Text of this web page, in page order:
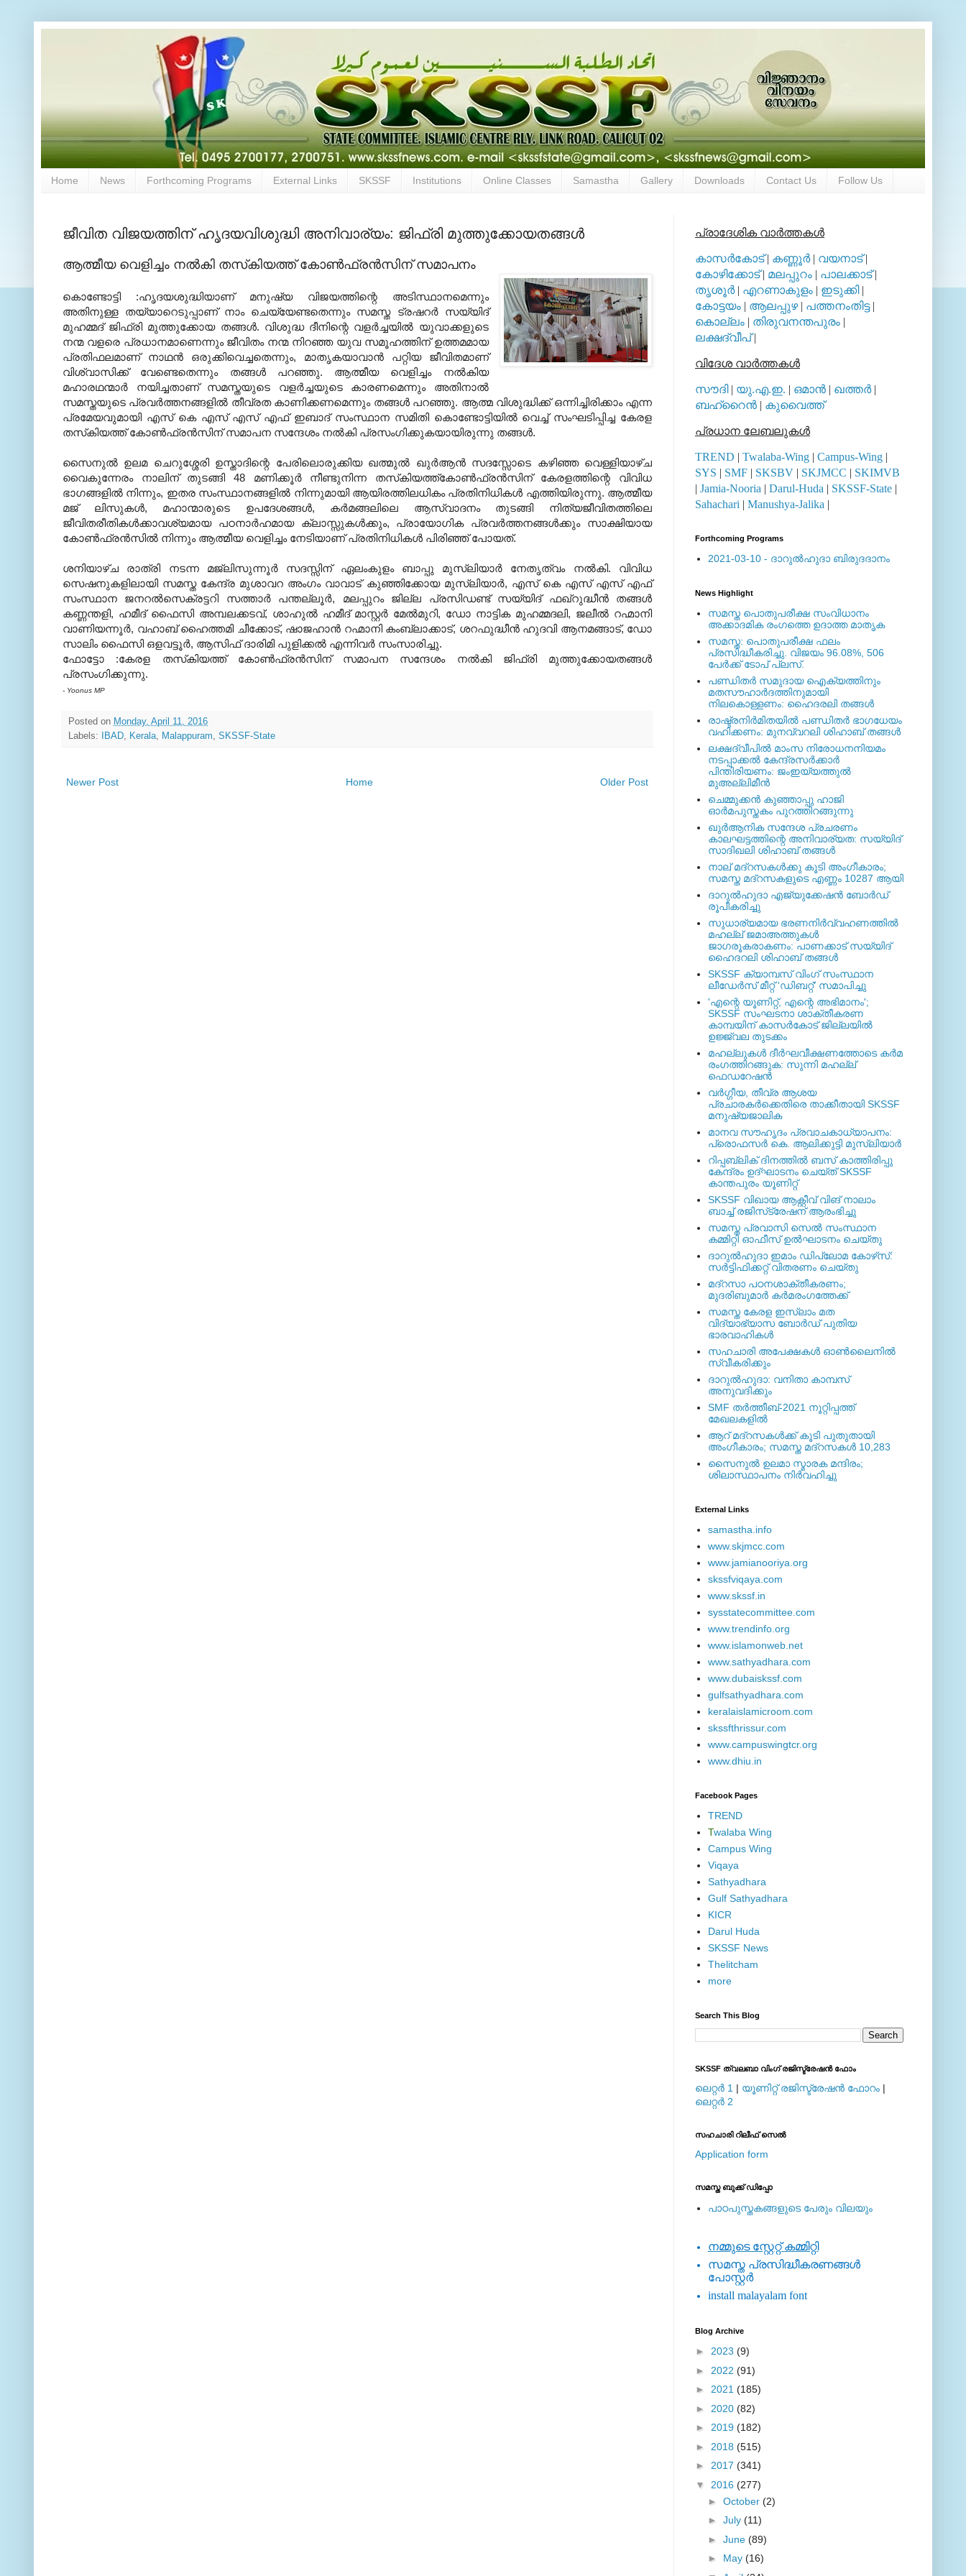
Home News Forthcoming Programs External Links SKSSF Institutions Online Classes Samastha Gallery Downloads Contact Us Follow Us
ജീവിത വിജയത്തിന് ഹൃദയവിശുദ്ധി അനിവാര്യം: ജിഫ്രി മുത്തുക്കോയതങ്ങള്‍
ആത്മീയ വെളിച്ചം നല്‍കി തസ്‌കിയത്ത് കോണ്‍ഫ്രന്‍സിന് സമാപനം
കൊണ്ടോട്ടി :ഹൃദയശുദ്ധിയാണ് മനുഷ്യ വിജയത്തിന്റെ അടിസ്ഥാനമെന്നും
അതിനുള്ള തയ്യാറെടുപ്പാണ് നാം ചെയ്യേണ്ടതെന്നും സമസ്ത ട്രഷറര്‍ സയ്യിദ്
മുഹമ്മദ് ജിഫ്രി മുത്തുക്കോയ തങ്ങള്‍. വിശുദ്ധ ദീനിന്റെ വളര്‍ച്ചയില്‍ യുവാക്കളുടെ
നന്മ വളരെ പ്രധാനമാണെന്നും ജീവിതം നന്മ നിറഞ്ഞ യുവ സമൂഹത്തിന് ഉത്തമമായ
പ്രതിഫലമാണ് നാഥന്‍ ഒരുക്കിവെച്ചതെന്നും, മാതൃകയാവാന്‍ പറ്റിയ ജീവിതമാണ്
വിശ്വാസിക്ക് വേണ്ടെതെന്നും തങ്ങള്‍ പറഞ്ഞു. ആത്മീയ വെളിച്ചം നല്‍കിയ
മഹാരഥന്മാര്‍ നയിച്ചതാണ് സമസ്തയുടെ വളര്‍ച്ചയുടെ കാരണമെന്നും അതിനാല്‍
സമസ്തയുടെ പ്രവര്‍ത്തനങ്ങളില്‍ തീവ്രത കാണിക്കണമെന്നും തങ്ങള്‍ പറഞ്ഞു. ആത്മ വിശുദ്ധിക്ക് ഒന്നിച്ചിരിക്കാം എന്ന
പ്രമേയവുമായി എസ് കെ എസ് എസ് എഫ് ഇബാദ് സംസ്ഥാന സമിതി കൊണ്ടോട്ടിയില്‍ വെച്ച് സംഘടിപ്പിച്ച കേരള
തസ്‌കിയത്ത് കോണ്‍ഫ്രന്‍സിന് സമാപന സന്ദേശം നല്‍കി പ്രസംഗിക്കുകയായിരുന്നു തങ്ങള്‍.
സൈനുല്‍ ഉലമ ചെറുശ്ശേരി ഉസ്താദിന്റെ പേരിലൊരുക്കിയ ഖത്മുല്‍ ഖുര്‍ആന്‍ സദസ്സോടെ കഴിഞ്ഞ വെള്ളിയാഴ്ച
വൈകുന്നേരം നാലിന് തുടങ്ങി 48 മണിക്കൂര്‍ നീണ്ടുനിന്ന തസ്‌കിയത്ത്‌കോണ്‍ഫ്രന്‍സിന് കേരളത്തിന്റെ വിവിധ
ഭാഗങ്ങളില്‍ നിന്നും, ഇതര സംസ്ഥാനങ്ങളില്‍ നിന്നുമായി ആയിരത്തിലധികം പ്രതിനിധികള്‍ എത്തിയിരുന്നു. ആത്മീയ
മജ് ലിസുകള്‍, മഹാന്മാരുടെ ഉപദേശങ്ങള്‍, കര്‍മങ്ങലിലെ ആസ്വാദനം തുടങ്ങി നിത്യജീവിതത്തിലെ
ജീവിതരീതികള്‍ക്കാവശ്യമായ പഠനാര്‍ഹമായ ക്ലാസ്സുകള്‍ക്കും, പ്രായോഗിക പ്രവര്‍ത്തനങ്ങള്‍ക്കും സാക്ഷിയായ
കോണ്‍ഫ്രന്‍സില്‍ നിന്നും ആത്മീയ വെളിച്ചം നേടിയാണ് പ്രതിനിധികള്‍ പിരിഞ്ഞ് പോയത്.
ശനിയാഴ്ച രാത്രി നടന്ന മജ്‌ലിസുന്നൂര്‍ സദസ്സിന് ഏലംകുളം ബാപ്പു മുസ്‌ലിയാര്‍ നേതൃത്വം നല്‍കി. വിവിധ
സെഷനുകളിലായി സമസ്ത കേന്ദ്ര മുശാവറ അംഗം വാവാട് കുഞ്ഞിക്കോയ മുസ്‌ലിയാര്‍, എസ് കെ എസ് എസ് എഫ്
സംസ്ഥാന ജനറല്‍സെക്രട്ടറി സത്താര്‍ പന്തല്ലൂര്‍, മലപ്പുറം ജില്ല പ്രസിഡണ്ട് സയ്യിദ് ഫഖ്‌റുദ്ധീന്‍ തങ്ങള്‍
കണ്ണന്തളി, ഹമീദ് ഫൈസി അമ്പലക്കടവ്, ശാഹുല്‍ ഹമീദ് മാസ്റ്റര്‍ മേല്‍മുറി, ഡോ നാട്ടിക മുഹമ്മദലി, ജലീല്‍ റഹ്മാനി
വാണിയന്നൂര്‍, വഹാബ് ഹൈത്തമി ചീക്കോട്, ഷാജഹാന്‍ റഹ്മാനി കംബ്ലാക്കാട്, ശറഫുദ്ധീന്‍ ഹുദവി ആനമങ്ങാട്, ഡോ
സാലിം ഫൈസി ഒളവട്ടൂര്‍, ആസിഫ് ദാരിമി പുളിക്കല്‍ എന്നിവര്‍ സംസാരിച്ചു.
ഫോട്ടോ :കേരള തസ്‌കിയത്ത് കോണ്‍ഫ്രന്‍സിന് സമാപന സന്ദേശം നല്‍കി ജിഫ്രി മുത്തുക്കോയതങ്ങള്‍
പ്രസംഗിക്കുന്നു.
- Yoonus MP
Posted on Monday, April 11, 2016
Labels:
IBAD Kerala Malappuram SKSSF-State
Newer Post Older Post
Home
പ്രാദേശിക വാര്‍ത്തകള്‍
കാസര്‍കോട്| കണ്ണൂര്‍| വയനാട്|
കോഴിക്കോട്| മലപ്പുറം | പാലക്കാട്|
തൃശൂര്‍| എറണാകുളം | ഇടുക്കി|
കോട്ടയം | ആലപ്പുഴ| പത്തനംതിട്ട|
കൊല്ലം | തിരുവനന്തപുരം |
ലക്ഷദ്വീപ്|
വിദേശ വാര്‍ത്തകള്‍
സൗദി| യു.എ.ഇ. | ഒമാന്‍ | ഖത്തര്‍|
ബഹ്റൈന്‍ | കുവൈത്ത്
പ്രധാന ലേബലുകള്‍
TREND | Twalaba-Wing | Campus-Wing |
SYS | SMF | SKSBV | SKJMCC | SKIMVB
| Jamia-Nooria | Darul-Huda | SKSSF-State |
Sahachari | Manushya-Jalika |
Forthcoming Programs
2021-03-10 - ദാറുല്‍ഹുദാ ബിരുദദാനം
News Highlight
സമസ്ത പൊതുപരീക്ഷ സംവിധാനം
അക്കാദമിക രംഗത്തെ ഉദാത്ത മാതൃക
സമസ്ത: പൊതുപരീക്ഷ ഫലം
പ്രസിദ്ധീകരിച്ചു. വിജയം 96.08%, 506
പേര്‍ക്ക് ടോപ് പ്ലസ്.
പണ്ഡിതര്‍ സമുദായ ഐക്യത്തിനും
മതസൗഹാര്‍ദത്തിനുമായി
നിലകൊള്ളണം: ഹൈദരലി തങ്ങള്‍
രാഷ്ട്രനിര്‍മിതയില്‍ പണ്ഡിതര്‍ ഭാഗധേയം
വഹിക്കണം: മുനവ്വറലി ശിഹാബ് തങ്ങള്‍
ലക്ഷദ്വീപില്‍ മാംസ നിരോധനനിയമം
നടപ്പാക്കല്‍ കേന്ദ്രസര്‍ക്കാര്‍
പിന്തിരിയണം: ജംഇയ്യത്തുല്‍
മുഅല്ലിമീന്‍
ചെമ്മുക്കന്‍ കുഞ്ഞാപ്പു ഹാജി
ഓര്‍മപുസ്തകം പുറത്തിറങ്ങുന്നു
ഖുര്‍ആനിക സന്ദേശ പ്രചരണം
കാലഘട്ടത്തിന്റെ അനിവാര്യത: സയ്യിദ്
സാദിഖലി ശിഹാബ് തങ്ങള്‍
നാല് മദ്‌റസകള്‍ക്കു കൂടി അംഗീകാരം;
സമസ്ത മദ്‌റസകളുടെ എണ്ണം 10287 ആയി
ദാറുല്‍ഹുദാ എജ്യുക്കേഷന്‍ ബോര്‍ഡ്
രൂപീകരിച്ചു
സുധാര്യമായ ഭരണനിര്‍വ്വഹണത്തില്‍
മഹല്ല് ജമാഅത്തുകള്‍
ജാഗരൂകരാകണം: പാണക്കാട് സയ്യിദ്
ഹൈദറലി ശിഹാബ് തങ്ങള്‍
SKSSF ക്യാമ്പസ് വിംഗ് സംസ്ഥാന
ലീഡേർസ് മീറ്റ് 'ഡിബറ്റ്' സമാപിച്ചു
'എന്റെ യൂണിറ്റ്, എന്റെ അഭിമാനം';
SKSSF സംഘടനാ ശാക്തീകരണ
കാമ്പയിന് കാസര്‍കോട് ജില്ലയില്‍
ഉജ്ജ്വല തുടക്കം
മഹല്ലുകള്‍ ദീര്‍ഘവീക്ഷണത്തോടെ കര്‍മ
രംഗത്തിറങ്ങുക: സുന്നി മഹല്ല്
ഫെഡറേഷന്‍
വര്‍ഗ്ഗീയ, തീവ്ര ആശയ
പ്രചാരകര്‍ക്കെതിരെ താക്കീതായി SKSSF
മനുഷ്യജാലിക
മാനവ സൗഹൃദം പ്രവാചകാധ്യാപനം:
പ്രൊഫസർ കെ. ആലിക്കുട്ടി മുസ്ലിയാർ
റിപ്പബ്ലിക് ദിനത്തില്‍ ബസ് കാത്തിരിപ്പു
കേന്ദ്രം ഉദ്ഘാടനം ചെയ്ത്‌ SKSSF
കാന്തപുരം യൂണിറ്റ്
SKSSF വിഖായ ആക്റ്റീവ് വിങ് നാലാം
ബാച്ച് രജിസ്‌ട്രേഷന് ആരംഭിച്ചു
സമസ്ത പ്രവാസി സെല്‍ സംസ്ഥാന
കമ്മിറ്റി ഓഫീസ് ഉല്‍ഘാടനം ചെയ്തു
ദാറുല്‍ഹുദാ ഇമാം ഡിപ്ലോമ കോഴ്‌സ്:
സര്‍ട്ടിഫിക്കറ്റ് വിതരണം ചെയ്തു
മദ്‌റസാ പഠനശാക്തീകരണം;
മുദരിബുമാര്‍ കര്‍മരംഗത്തേക്ക്
സമസ്ത കേരള ഇസ്ലാം മത
വിദ്യാഭ്യാസ ബോര്‍ഡ് പുതിയ
ഭാരവാഹികള്‍
സഹചാരി അപേക്ഷകൾ ഓൺലൈനിൽ
സ്വീകരിക്കും
ദാറുല്‍ഹുദാ: വനിതാ കാമ്പസ്
അനുവദിക്കും
SMF തര്‍ത്തീബ്-2021 നൂറ്റിപ്പത്ത്
മേഖലകളില്‍
ആറ് മദ്റസകള്‍ക്ക് കൂടി പുതുതായി
അംഗീകാരം; സമസ്ത മദ്റസകള്‍ 10,283
സൈനുല്‍ ഉലമാ സ്മാരക മന്ദിരം;
ശിലാസ്ഥാപനം നിര്‍വഹിച്ചു
External ‎Links
samastha.info
www.skjmcc.com
www.jamianooriya.org
skssfviqaya.com
www.skssf.in
sysstatecommittee.com
www.trendinfo.org
www.islamonweb.net
www.sathyadhara.com
www.dubaiskssf.com
gulfsathyadhara.com
keralaislamicroom.com
skssfthrissur.com
www.campuswingtcr.org
www.dhiu.in
Facebook Pages
TREND
Twalaba Wing
Campus Wing
Viqaya
Sathyadhara
Gulf Sathyadhara
KICR
Darul Huda
SKSSF News
Thelitcham
more
Search This Blog
SKSSF ത്വലബാ വിംഗ് രജിസ്ട്രേഷന്‍ ഫോം
ലെറ്റര്‍ 1 | യൂണിറ്റ് രജിസ്ട്രേഷന്‍ ഫോറം |
ലെറ്റര്‍ 2
സഹചാരി റിലീഫ് സെല്‍
Application form
സമസ്ത ബുക്ക് ഡിപ്പോ
പാഠപുസ്തകങ്ങളുടെ പേരും വിലയും
നമ്മുടെ സ്റ്റേറ്റ് കമ്മിറ്റി
സമസ്ത പ്രസിദ്ധീകരണങ്ങള്‍
പോസ്റ്റര്‍
install malayalam font
Blog Archive
► 2023 (9)
► 2022 (91)
► 2021 (185)
► 2020 (82)
► 2019 (182)
► 2018 (515)
► 2017 (341)
▼ 2016 (277)
► October (2)
► July (11)
► June (89)
► May (16)